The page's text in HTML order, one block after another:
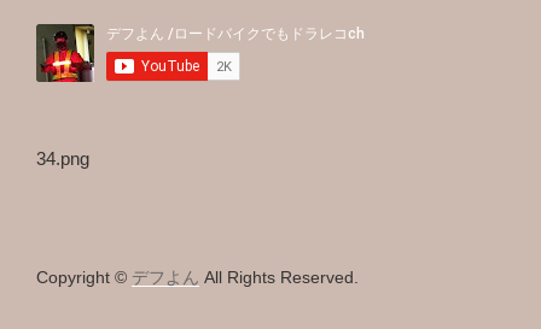
34.png
Copyright © デフよん All Rights Reserved.